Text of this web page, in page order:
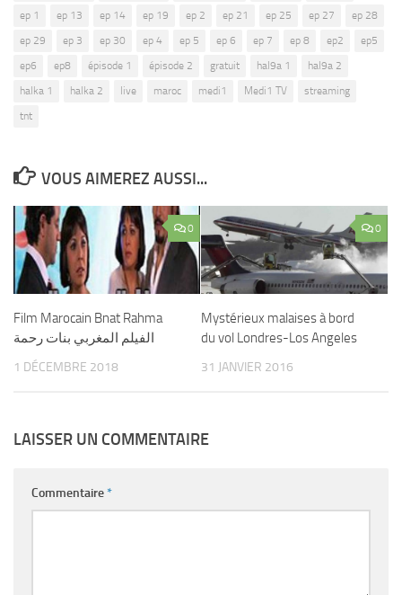
ep 1
ep 13 ep 14 ep 19 ep 2 ep 21 ep 25 ep 27
ep 28
ep 29
ep 3 ep 30 ep 4 ep 5 ep 6 ep 7 ep 8 ep2
ep5
ep6
ep8 épisode 1 épisode 2 gratuit hal9a 1
hal9a 2
halka 1
halka 2 live maroc medi1 Medi1 TV
streaming
tnt
VOUS AIMEREZ AUSSI...
0
Film Marocain Bnat Rahma
الفيلم المغربي بنات رحمة
1 DÉCEMBRE 2018
0
Mystérieux malaises à bord
du vol Londres-Los Angeles
31 JANVIER 2016
LAISSER UN COMMENTAIRE
Commentaire*